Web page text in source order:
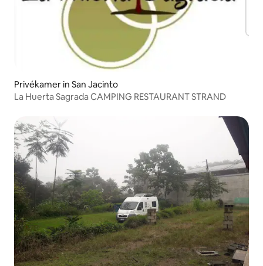
Privékamer in San Jacinto
La Huerta Sagrada CAMPING RESTAURANT STRAND